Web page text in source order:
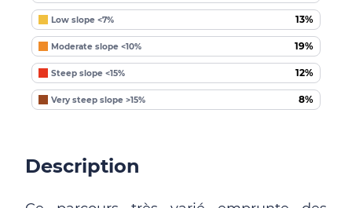
Low slope <7% 13%
Moderate slope <10% 19%
Steep slope <15% 12%
Very steep slope >15% 8%
Description